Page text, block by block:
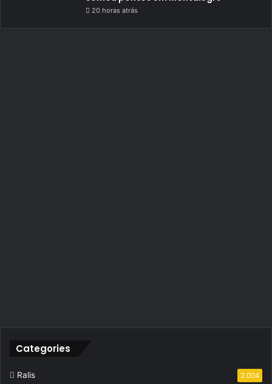
20 horas atrás
Categories
Ralis 2.004